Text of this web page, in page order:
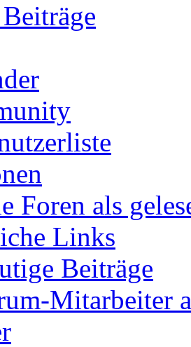
Foren als
Links
Beiträge
Mitarbeiter